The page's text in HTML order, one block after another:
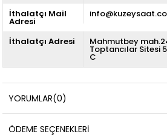
İthalatçı Mail
Adresi
İthalatçı Adresi Mahmutbey
Toptancılar Sitesi
C
YORUMLAR(0)
ÖDEME SEÇENEKLERI